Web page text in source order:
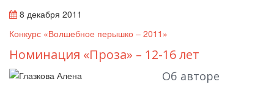
8 декабря 2011
Конкурс «Волшебное перышко – 2011»
Номинация «Проза» – 12-16 лет
Об авторе